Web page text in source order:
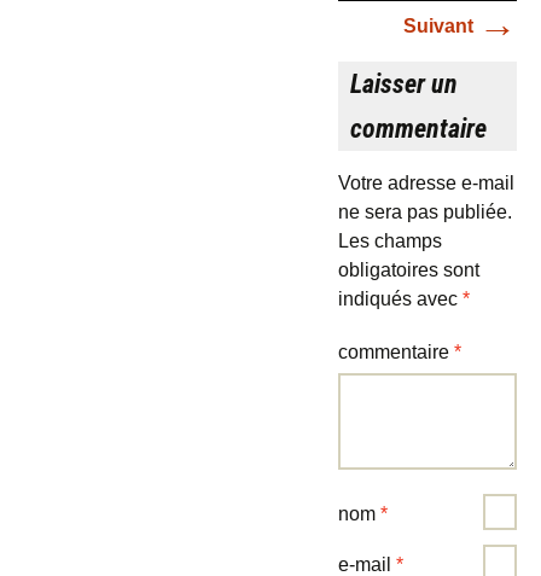
Suivant →
Laisser un
commentaire
Votre adresse e-mail
ne sera pas publiée.
Les champs
obligatoires sont
indiqués avec *
commentaire *
nom *
e-mail *